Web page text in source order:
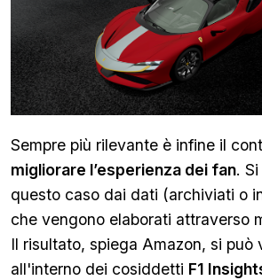
Sempre più rilevante è infine il
migliorare l’esperienza dei fan.
questo caso dai dati (archiviati o
che vengono elaborati attraverso
Il risultato, spiega Amazon, si può
all'interno dei cosiddetti F1